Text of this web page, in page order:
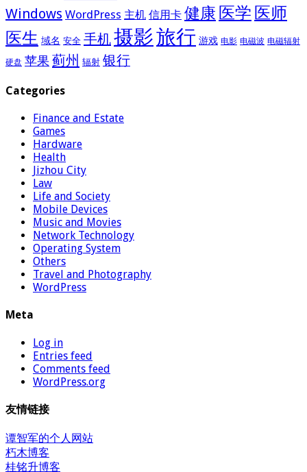
Windows WordPress 主机 信用卡 健康 医学 医师
医生 域名 安全 手机摄影旅行 游戏 电影 电磁波 电磁辐射
硬盘 苹果 蓟州 辐射 银行
Categories
Finance and Estate
Games
Hardware
Health
Jizhou City
Law
Life and Society
Mobile Devices
Music and Movies
Network Technology
Operating System
Others
Travel and Photography
WordPress
Meta
Log in
Entries feed
Comments feed
WordPress.org
友情链接
谭智军的个人网站
朽木博客
桂铭升博客